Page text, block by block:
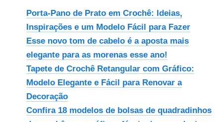
Porta-Pano de Prato em Crochê: Ideias,
Inspirações e um Modelo Fácil para Fazer
Esse novo tom de cabelo é a aposta mais
elegante para as morenas esse ano!
Tapete de Crochê Retangular com Gráfico:
Modelo Elegante e Fácil para Renovar a
Decoração
Confira 18 modelos de bolsas de quadradinhos